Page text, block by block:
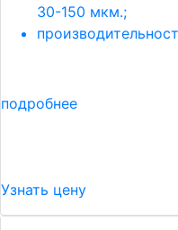
30-150 мкм.;
подробнее
Узнать цену